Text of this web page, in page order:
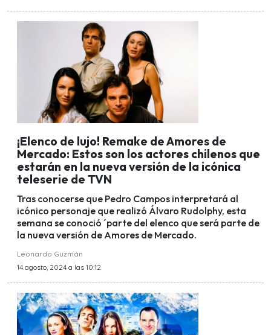
¡Elenco de lujo! Remake de Amores de
Mercado: Estos son los actores chilenos que
estarán en la nueva versión de la icónica
teleserie de TVN
Tras conocerse que Pedro Campos interpretará al
icónico personaje que realizó Álvaro Rudolphy, esta
semana se conoció ´parte del elenco que será parte de
la nueva versión de Amores de Mercado.
Leonardo Guzmán
14 agosto, 2024 a las 10:12